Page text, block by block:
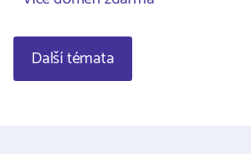
Další témata